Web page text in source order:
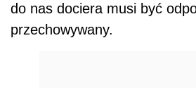
do nas dociera musi być
przechowywany.